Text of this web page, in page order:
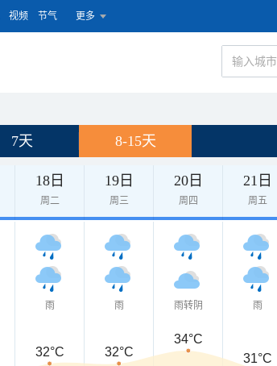
视频 节气 更多
7天 8-15天
18日
周二
19日
周三
20日
周四
21日
周五
雨 雨 雨转阴 雨
32°C 32°C
34°C
31°C